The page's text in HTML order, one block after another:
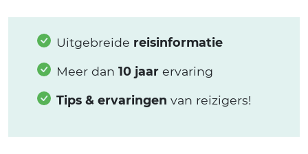
Uitgebreide reisinformatie
Meer dan 10 jaar ervaring
Tips & ervaringen van reizigers!